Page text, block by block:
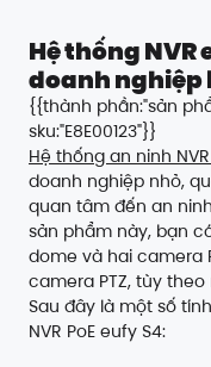
Hệ thống
doanh nghiệp
{{thành phần:"sản
sku:"E8E00123"}}
Hệ thống an ninh NVR
doanh nghiệp nhỏ,
quan tâm đến an
sản phẩm này, bạn
dome và hai camera
camera PTZ, tùy
Sau đây là một số
NVR PoE eufy S4: